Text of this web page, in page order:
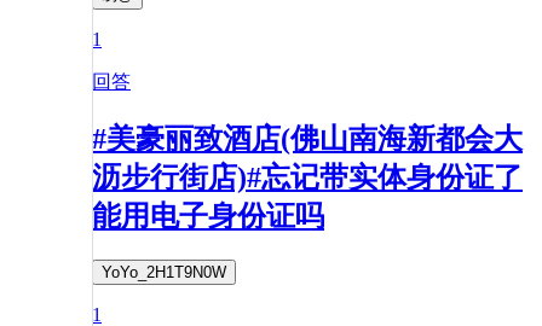
1
回答
#美豪丽致酒店(佛山南海新都会大
沥步行街店)#忘记带实体身份证了
能用电子身份证吗
YoYo_2H1T9N0W
1